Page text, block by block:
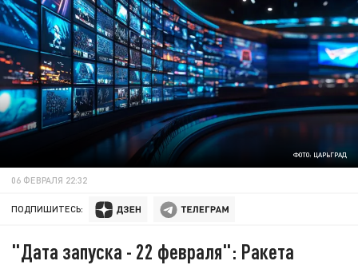
ФОТО: ЦАРЬГРАД
06 ФЕВРАЛЯ 22:32
ПОДПИШИТЕСЬ:
"Дата запуска - 22 февраля": Ракета